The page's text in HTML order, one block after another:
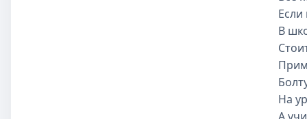
Если кто
В школьном
Стоит Вам
Примерятся
Болтунам
На уроках Вы